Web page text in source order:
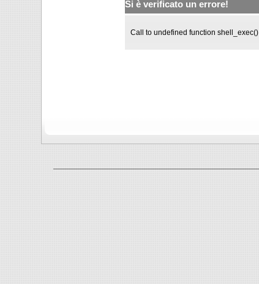
Si è verificato un errore!
Call to undefined function shell_exec()